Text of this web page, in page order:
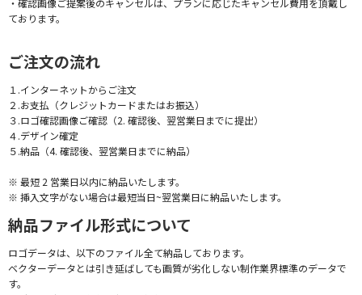
・確認画像ご提案後のキャンセルは、プランに応じたキャンセル費用を頂戴し
ております。
ご注文の流れ
１.インターネットからご注文
２.お支払（クレジットカードまたはお振込）
３.ロゴ確認画像ご確認（2. 確認後、翌営業日までに提出）
４.デザイン確定
５.納品（4. 確認後、翌営業日までに納品）
※ 最短 2 営業日以内に納品いたします。
※ 挿入文字がない場合は最短当日~翌営業日に納品いたします。
納品ファイル形式について
ロゴデータは、以下のファイル全て納品しております。
ベクターデータとは引き延ばしても画質が劣化しない制作業界標準のデータで
す。